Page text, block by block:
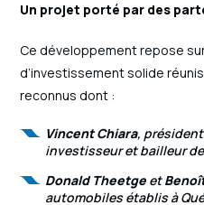
Un projet porté par des
Ce développement repose
d’investissement solide
reconnus dont :
Vincent Chiara,
investisseur et bailleur
Donald Theetge et
automobiles établis à